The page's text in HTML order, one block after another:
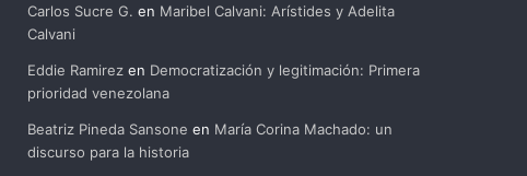
Carlos Sucre G. en Maribel Calvani: Arístides y Adelita
Calvani
Eddie Ramirezen Democratización y legitimación: Primera
prioridad venezolana
Beatriz Pineda Sansone en María Corina Machado: un
discurso para la historia